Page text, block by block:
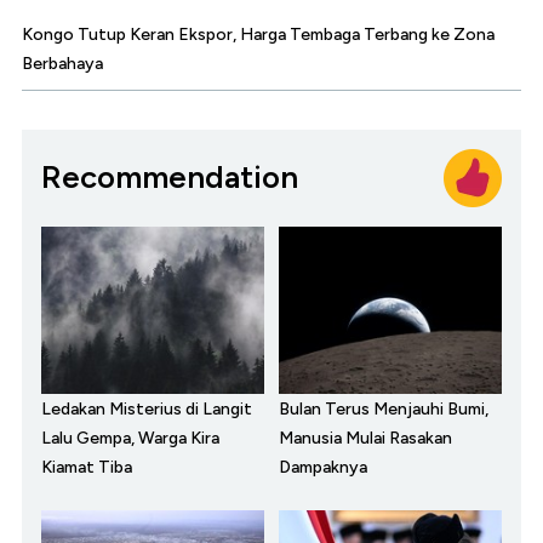
Kongo Tutup Keran Ekspor, Harga Tembaga Terbang ke Zona
Berbahaya
Recommendation
Ledakan Misterius di Langit
Lalu Gempa, Warga Kira
Kiamat Tiba
Bulan Terus Menjauhi Bumi,
Manusia Mulai Rasakan
Dampaknya